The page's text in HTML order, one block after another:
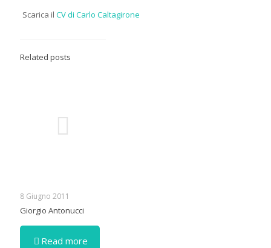
Scarica il CV di Carlo Caltagirone
Related posts
8 Giugno 2011
Giorgio Antonucci
Read more